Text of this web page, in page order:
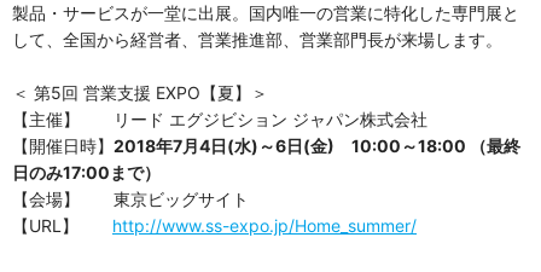
製品・サービスが一堂に出展。国内唯一の営業に特化した専門展と
して、全国から経営者、営業推進部、営業部門長が来場します。
＜ 第5回 営業支援 EXPO【夏】
＞
【主催】 リード エグジビション ジャパン株式会社
【開催日時】 2018年7月4日(水)～6日(金) 10:00～18:00 （最終
日のみ17:00まで）
【会場】 東京ビッグサイト
【URL】 http://www.ss-expo.jp/Home_summer/